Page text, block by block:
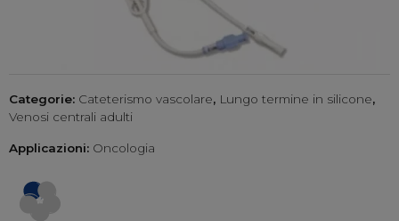
Categorie: Cateterismo vascolare, Lungo termine in silicone,
Venosi centrali adulti
Applicazioni: Oncologia